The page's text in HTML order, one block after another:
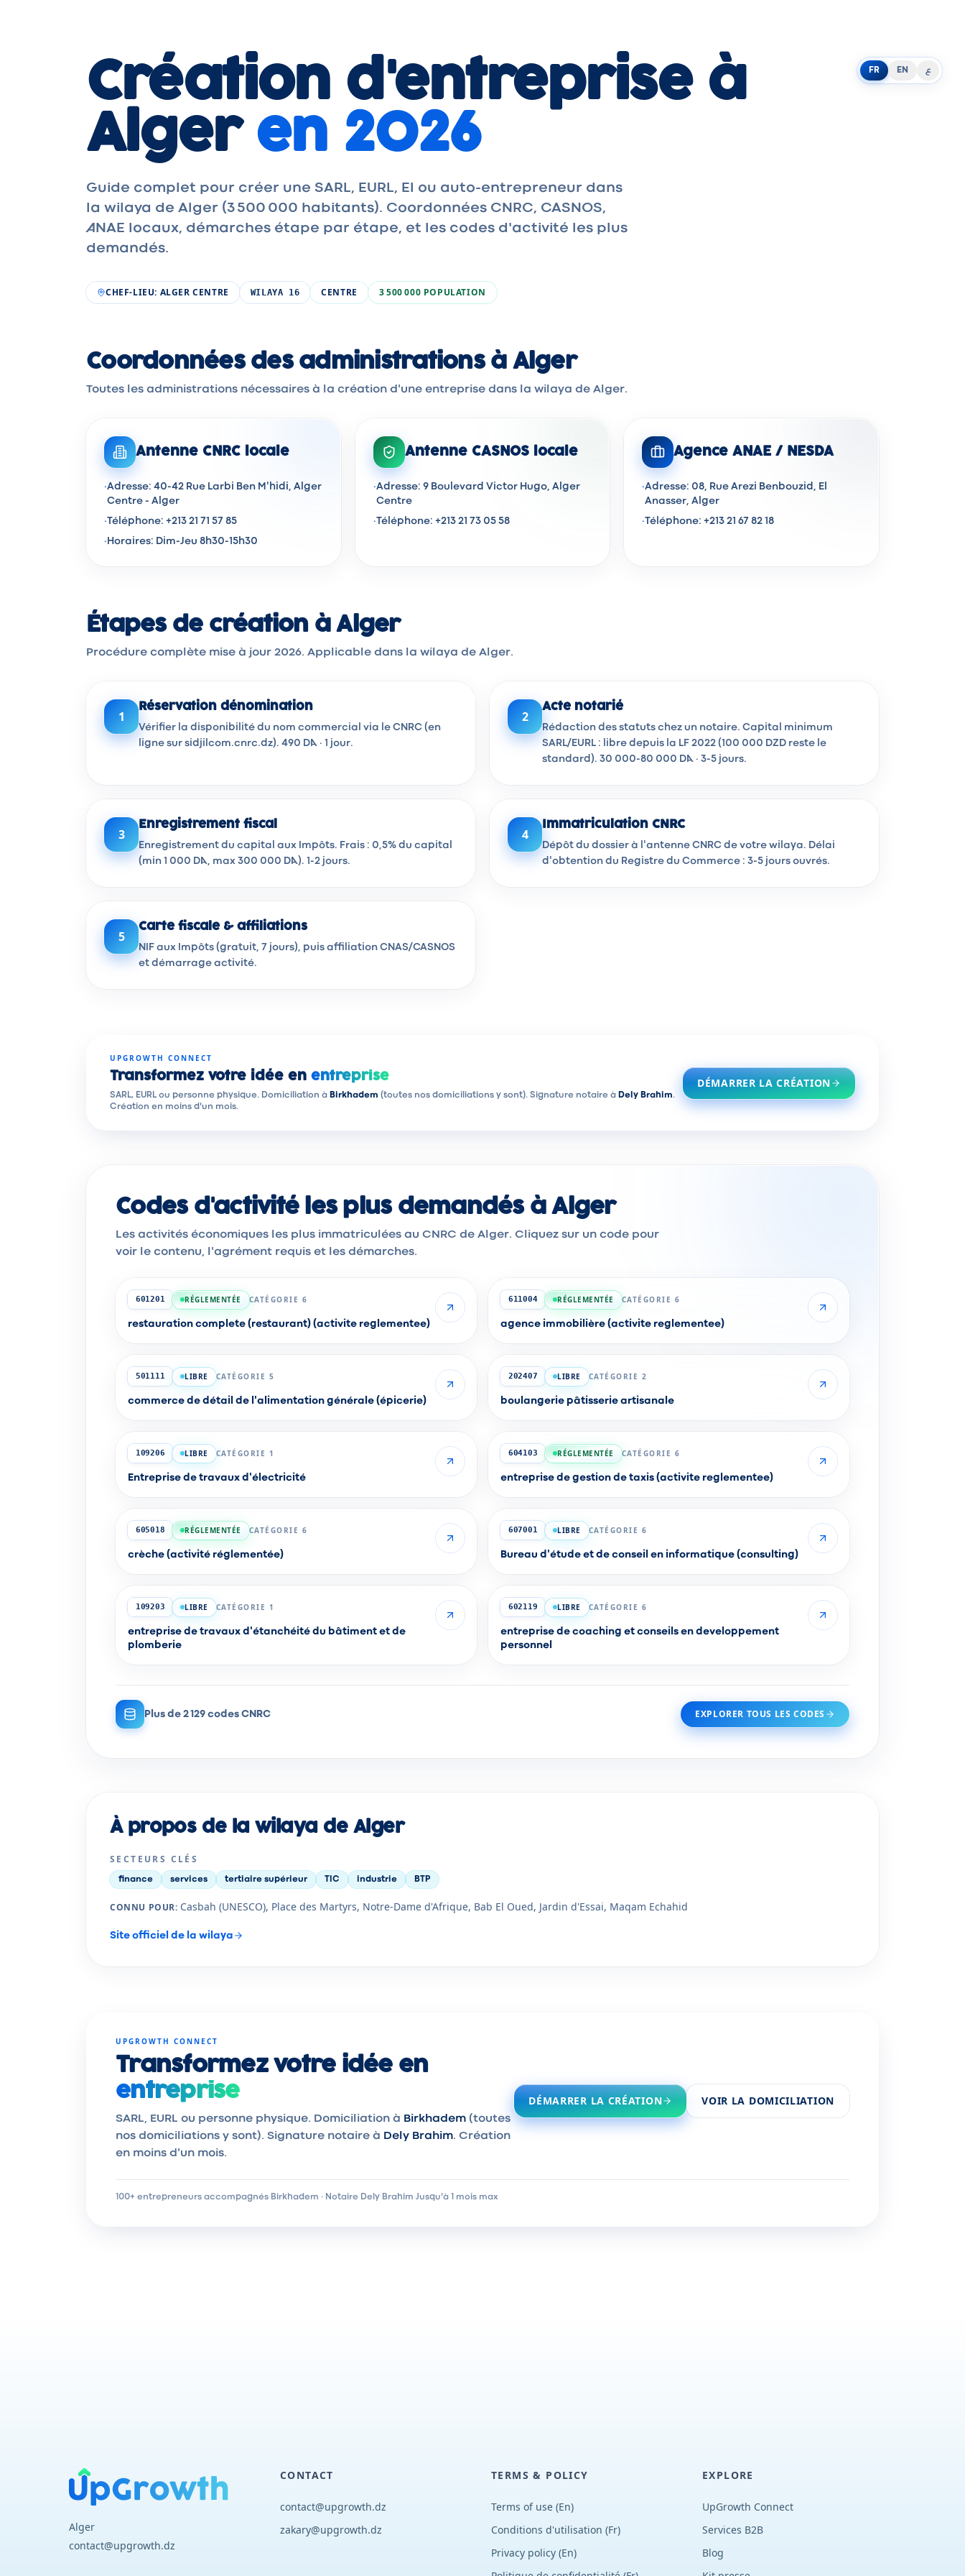
FR EN ع
Création d'entreprise à
Alger en 2026
Guide complet pour créer une SARL, EURL, EI ou auto-entrepreneur dans
la wilaya de Alger (3 500 000 habitants). Coordonnées CNRC, CASNOS,
ANAE locaux, démarches étape par étape, et les codes d'activité les plus
demandés.
CHEF-LIEU: ALGER CENTRE WILAYA 16 CENTRE 3 500 000 POPULATION
Coordonnées des administrations à Alger
Toutes les administrations nécessaires à la création d'une entreprise dans la wilaya de Alger.
Antenne CNRC locale
·Adresse: 40-42 Rue Larbi Ben M'hidi, Alger
Centre - Alger
·Téléphone: +213 21 71 57 85
· Horaires: Dim-Jeu 8h30-15h30
Antenne CASNOS locale
·Adresse: 9 Boulevard Victor Hugo, Alger
Centre
·Téléphone: +213 21 73 05 58
Agence ANAE / NESDA
·Adresse: 08, Rue Arezi Benbouzid, El
Anasser, Alger
·Téléphone: +213 21 67 82 18
Étapes de création à Alger
Procédure complète mise à jour 2026. Applicable dans la wilaya de Alger.
1
Réservation dénomination
Vérifier la disponibilité du nom commercial via le CNRC (en
ligne sur sidjilcom.cnrc.dz). 490 DA · 1 jour.
2
Acte notarié
Rédaction des statuts chez un notaire. Capital minimum
SARL/EURL : libre depuis la LF 2022 (100 000 DZD reste le
standard). 30 000-80 000 DA · 3-5 jours.
3
Enregistrement fiscal
Enregistrement du capital aux Impôts. Frais : 0,5% du capital
(min 1 000 DA, max 300 000 DA). 1-2 jours.
4
Immatriculation CNRC
Dépôt du dossier à l'antenne CNRC de votre wilaya. Délai
d'obtention du Registre du Commerce : 3-5 jours ouvrés.
5
Carte fiscale & affiliations
NIF aux Impôts (gratuit, 7 jours), puis affiliation CNAS/CASNOS
et démarrage activité.
UPGROWTH CONNECT
Transformez votre idée en entreprise
SARL, EURL ou personne physique. Domiciliation à Birkhadem (toutes nos domiciliations y sont). Signature notaire à Dely Brahim.
Création en moins d'un mois.
DÉMARRER LA CRÉATION
Codes d'activité les plus demandés à Alger
Les activités économiques les plus immatriculées au CNRC de Alger. Cliquez sur un code pour
voir le contenu, l'agrément requis et les démarches.
601201 RÉGLEMENTÉE CATÉGORIE 6
restauration complete (restaurant) (activite reglementee)
611004 RÉGLEMENTÉE CATÉGORIE 6
agence immobilière (activite reglementee)
501111 LIBRE CATÉGORIE 5
commerce de détail de l'alimentation générale (épicerie)
202407 LIBRE CATÉGORIE 2
boulangerie pâtisserie artisanale
109206 LIBRE CATÉGORIE 1
Entreprise de travaux d'électricité
604103 RÉGLEMENTÉE CATÉGORIE 6
entreprise de gestion de taxis (activite reglementee)
605018 RÉGLEMENTÉE CATÉGORIE 6
crèche (activité réglementée)
607001 LIBRE CATÉGORIE 6
Bureau d'étude et de conseil en informatique (consulting)
109203 LIBRE CATÉGORIE 1
entreprise de travaux d'étanchéité du bâtiment et de
plomberie
602119 LIBRE CATÉGORIE 6
entreprise de coaching et conseils en developpement
personnel
Plus de 2 129 codes CNRC EXPLORER TOUS LES CODES
À propos de la wilaya de Alger
SECTEURS CLÉS
finance services tertiaire supérieur TIC industrie BTP
CONNU POUR: Casbah (UNESCO), Place des Martyrs, Notre-Dame d'Afrique, Bab El Oued, Jardin d'Essai, Maqam Echahid
Site officiel de la wilaya
UPGROWTH CONNECT
Transformez votre idée en
entreprise
SARL, EURL ou personne physique. Domiciliation à Birkhadem (toutes
nos domiciliations y sont). Signature notaire à Dely Brahim. Création
en moins d'un mois.
DÉMARRER LA CRÉATION VOIR LA DOMICILIATION
100+ entrepreneurs accompagnés· Birkhadem · Notaire Dely Brahim ·Jusqu'à 1 mois max
Alger
contact@upgrowth.dz
CONTACT
contact@upgrowth.dz
zakary@upgrowth.dz
TERMS & POLICY
Terms of use (En)
Conditions d'utilisation (Fr)
Privacy policy (En)
EXPLORE
UpGrowth Connect
Services B2B
Blog